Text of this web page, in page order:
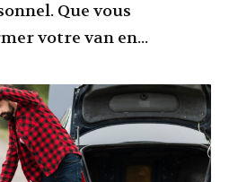
Que vous
votre van en...